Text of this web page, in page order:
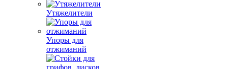
Утяжелители
Упоры для
отжиманий